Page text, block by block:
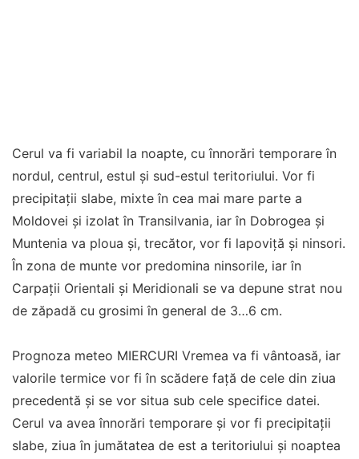
Cerul va fi variabil la noapte, cu înnorări temporare în
nordul, centrul, estul și sud-estul teritoriului. Vor fi
precipitații slabe, mixte în cea mai mare parte a
Moldovei și izolat în Transilvania, iar în Dobrogea și
Muntenia va ploua și, trecător, vor fi lapoviță și ninsori.
În zona de munte vor predomina ninsorile, iar în
Carpații Orientali și Meridionali se va depune strat nou
de zăpadă cu grosimi în general de 3…6 cm.
Prognoza meteo MIERCURI Vremea va fi vântoasă, iar
valorile termice vor fi în scădere față de cele din ziua
precedentă și se vor situa sub cele specifice datei.
Cerul va avea înnorări temporare și vor fi precipitații
slabe, ziua în jumătatea de est a teritoriului și noaptea